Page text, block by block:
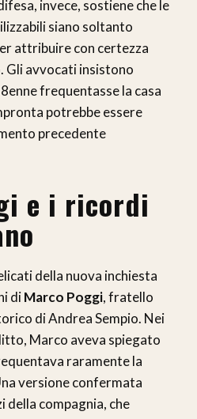
invece, sostiene che le
siano soltanto
attribuire con certezza
Gli avvocati insistono
frequentasse la casa
potrebbe essere
precedente
e i ricordi
della nuova inchiesta
diMarco Poggi, fratello
di Andrea Sempio. Nei
Marco aveva spiegato
raramente la
versione confermata
della compagnia, che